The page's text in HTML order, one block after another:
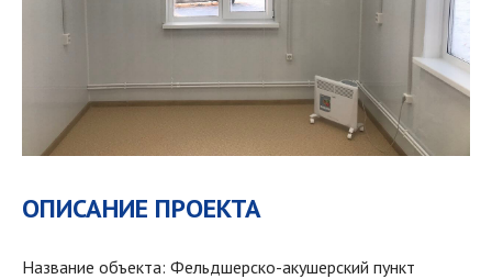
ОПИСАНИЕ ПРОЕКТА
Название объекта: Фельдшерско-акушерский пункт